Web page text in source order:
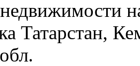
Татарстан,